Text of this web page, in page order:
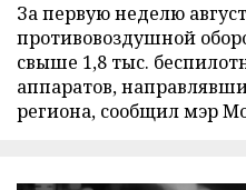
За первую неделю
противовоздушной
свыше 1,8 тыс.
аппаратов,
региона, сообщил мэр